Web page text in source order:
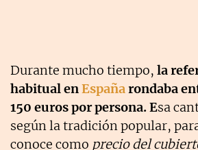
Durante mucho tiempo, la
habitual enEspañarondaba
150 euros por persona. Esa
según la tradición popular,
conoce como precio del